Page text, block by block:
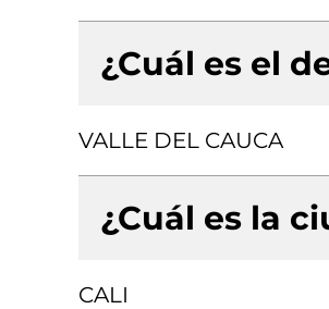
¿Cuál es el
VALLE DEL CAUCA
¿Cuál es la
CALI